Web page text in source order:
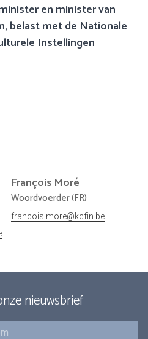
en minister van
belast met de Nationale
Instellingen
François Moré
Woordvoerder (FR)
francois.more@kcfin.be
nieuwsbrief